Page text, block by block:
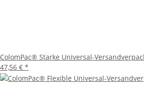
ColomPac® Starke Universal-
47,56 € *